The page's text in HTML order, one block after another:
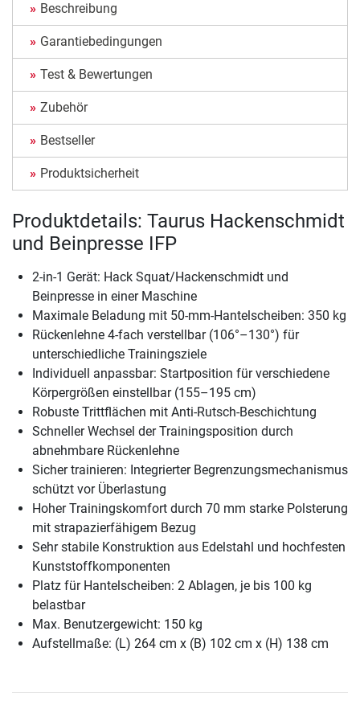
Beschreibung
Garantiebedingungen
Test & Bewertungen
Zubehör
Bestseller
Produktsicherheit
Produktdetails: Taurus Hackenschmidt
und Beinpresse IFP
2-in-1 Gerät: Hack Squat/Hackenschmidt und
Beinpresse in einer Maschine
Maximale Beladung mit 50-mm-Hantelscheiben: 350 kg
Rückenlehne 4-fach verstellbar (106°–130°) für
unterschiedliche Trainingsziele
Individuell anpassbar: Startposition für verschiedene
Körpergrößen einstellbar (155–195 cm)
Robuste Trittflächen mit Anti-Rutsch-Beschichtung
Schneller Wechsel der Trainingsposition durch
abnehmbare Rückenlehne
Sicher trainieren: Integrierter Begrenzungsmechanismus
schützt vor Überlastung
Hoher Trainingskomfort durch 70 mm starke Polsterung
mit strapazierfähigem Bezug
Sehr stabile Konstruktion aus Edelstahl und hochfesten
Kunststoffkomponenten
Platz für Hantelscheiben: 2 Ablagen, je bis 100 kg
belastbar
Max. Benutzergewicht: 150 kg
Aufstellmaße: (L) 264 cm x (B) 102 cm x (H) 138 cm